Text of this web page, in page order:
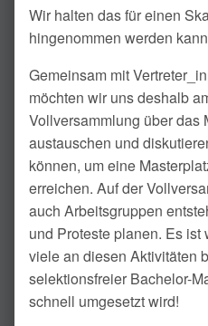
Wir halten das für einen
hingenommen werden
Gemeinsam mit
möchten wir uns deshalb
Vollversammlung über das
austauschen und
können, um eine
erreichen. Auf der
auch Arbeitsgruppen
und Proteste planen. Es
viele an diesen Aktivitäten
selektionsfreier Bachelor-
schnell umgesetzt wird!